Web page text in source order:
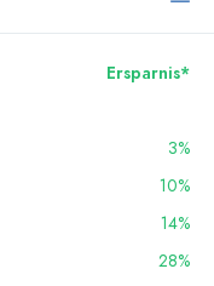
Ersparnis*
3%
10%
14%
28%